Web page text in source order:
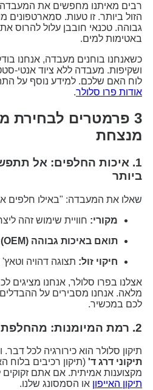
מאיתנו מחפשים את המעבדה
ביותר. זו טעות. סמארטפונים
למים.
בוחנים מעבדה, אנחנו בודקים
האם שלכם. למידע נוסף על
פרו סלולר.
3 פרמטרים לבחירת
1. איכות החלפים: אל
את המעבדה: "באילו חלפים
מקורי:חוויית שימוש זהה ליצרן.
תואם באיכות גבוהה (OEM):
חיקוי זול:תצוגה דהויה וטאץ'
בפרו סלולר, אנחנו מציגים
אנחנו מסבירים על ההבדלים
במכשיר.
סלולר הוא כירורגיה לכל דבר.
דרג ד'(תיקון רכיבים בלוח
אמיתית. אם אתם זקוקים
האייפוןאו הסמסונג שלנו.